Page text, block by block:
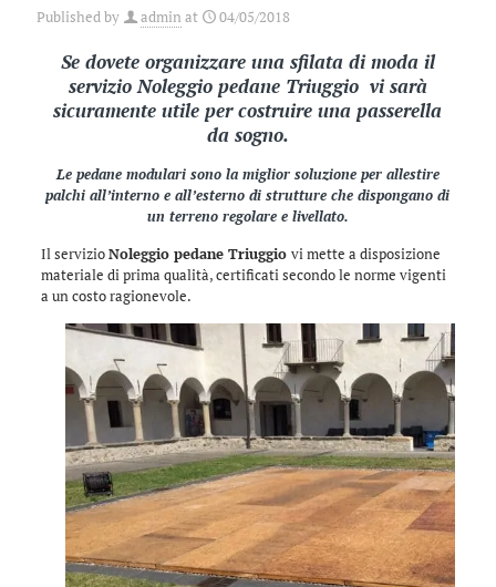
Published by admin at 04/05/2018
Se dovete organizzare una sfilata di moda il
servizio Noleggio pedane Triuggio vi sarà
sicuramente utile per costruire una passerella
da sogno.
Le pedane modulari sono la miglior soluzione per allestire
palchi all’interno e all’esterno di strutture che dispongano di
un terreno regolare e livellato.
Il servizioNoleggio pedane Triuggio vi mette a disposizione
materiale di prima qualità, certificati secondo le norme vigenti
a un costo ragionevole.